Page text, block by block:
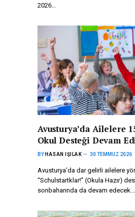
2026…
Avusturya’da Ailelere
Okul Desteği Devam
BY HASAN IŞILAK 30 TEMMUZ 2026
Avusturya’da dar gelirli ailelere
“Schulstartklar!” (Okula Hazır)
sonbaharında da devam